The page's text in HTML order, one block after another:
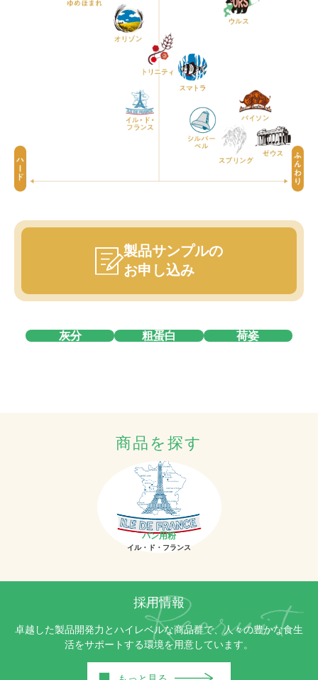
製品サンプルの
お申し込み
灰分 粗蛋白 荷姿
商品を探す
パン用粉
イル・ド・フランス
採用情報
卓越した製品開発力とハイレベルな商品群で、人々の豊かな食生
活をサポートする環境を用意しています。